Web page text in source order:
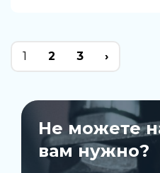
1 2 3 ›
Не можете
вам нужно?